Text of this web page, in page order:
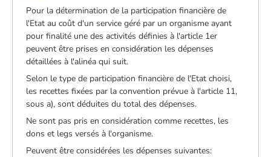
Pour la détermination de la participation financière de
l'Etat au coût d'un service géré par un organisme ayant
pour finalité une des activités définies à l'article 1er
peuvent être prises en considération les dépenses
détaillées à l'alinéa qui suit.
Selon le type de participation financière de l'Etat choisi,
les recettes fixées par la convention prévue à l'article 11,
sous a), sont déduites du total des dépenses.
Ne sont pas pris en considération comme recettes, les
dons et legs versés à l'organisme.
Peuvent être considérées les dépenses suivantes: